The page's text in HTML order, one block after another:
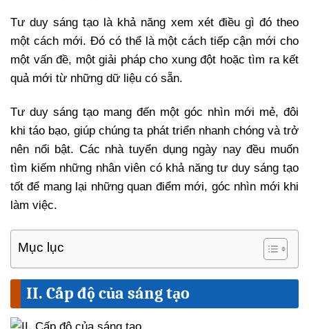
Tư duy sáng tạo là khả năng xem xét điều gì đó theo
một cách mới. Đó có thể là một cách tiếp cận mới cho
một vấn đề, một giải pháp cho xung đột hoặc tìm ra kết
quả mới từ những dữ liệu có sẵn.
Tư duy sáng tạo mang đến một góc nhìn mới mẻ, đôi
khi táo bạo, giúp chúng ta phát triển nhanh chóng và trở
nên nổi bật. Các nhà tuyển dụng ngày nay đều muốn
tìm kiếm những nhân viên có khả năng tư duy sáng tạo
tốt để mang lại những quan điểm mới, góc nhìn mới khi
làm việc.
Mục lục
II. Cấp độ của sáng tạo